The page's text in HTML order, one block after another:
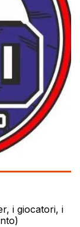
i giocatori, i